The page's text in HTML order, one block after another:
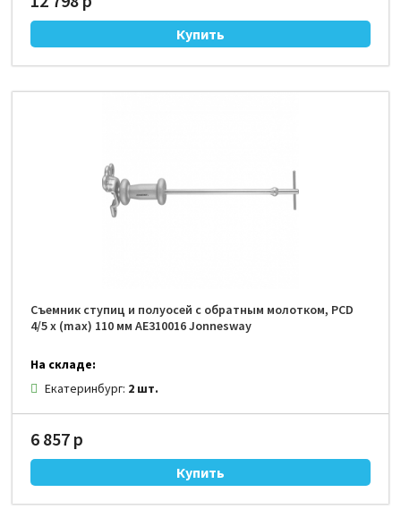
Съемник ступиц и полуосей с обратным молотком, PCD
4/5 x (max) 110 мм AE310016 Jonnesway
На складе:
Екатеринбург: 2 шт.
6 857 р